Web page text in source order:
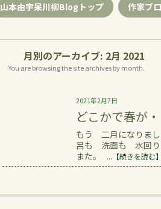
山本由宇呆川柳Blogトップ 作家ブ
月別のアーカイブ: 2月 2021
You are browsing the site archives by month.
2021年2月7日
どこかで春が・
もう 二月になりま
呂も 洗面も 水回り
また。 ... 【続きを読む】